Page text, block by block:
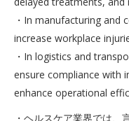
・In manufacturing and
increase workplace
・In logistics and
ensure compliance with
enhance operational
・ヘルスケア業界では、